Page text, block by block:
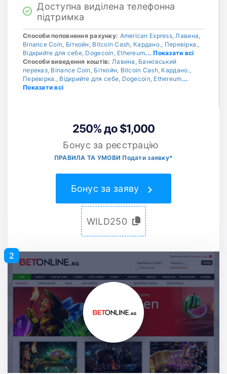
Доступна виділена телефонна
підтримка
Способи поповнення рахунку: American Express,Лавина,
Binance Coin, Біткойн , Bitcoin Cash, Кардано., Перевірка.,
Відкрийте для себе, Dogecoin , Ethereum... Показати всі
Способи виведення коштів:Лавина , Банківський
переказ, Binance Coin , Біткойн, Bitcoin Cash, Кардано.,
Перевірка., Відкрийте для себе, Dogecoin, Ethereum...
Показати всі
250% до $1,000
Бонус за реєстрацію
ПРАВИЛА ТА УМОВИ Подати заявку*
Бонус за заяву
WILD250
2